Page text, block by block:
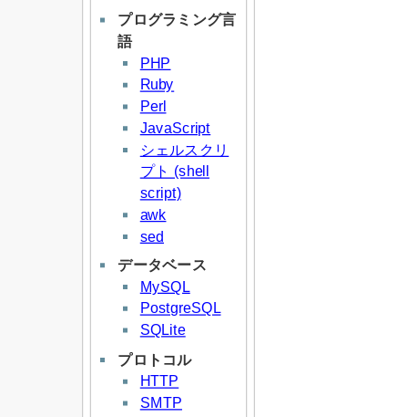
プログラミング言
語
PHP
Ruby
Perl
JavaScript
シェルスクリ
プト (shell
script)
awk
sed
データベース
MySQL
PostgreSQL
SQLite
プロトコル
HTTP
SMTP